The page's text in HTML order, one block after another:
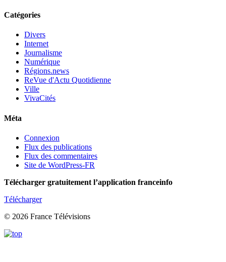
Catégories
Divers
Internet
Journalisme
Numérique
Régions.news
ReVue d'Actu Quotidienne
Ville
VivaCités
Méta
Connexion
Flux des publications
Flux des commentaires
Site de WordPress-FR
Télécharger gratuitement l’application franceinfo
Télécharger
© 2026 France Télévisions